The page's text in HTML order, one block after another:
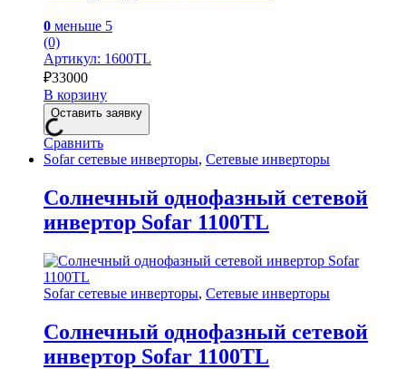
0 меньше 5
(0)
Артикул: 1600TL
₽33000
В корзину
Оставить заявку
Сравнить
Sofar сетевые инверторы, Сетевые инверторы
Солнечный однофазный сетевой
инвертор Sofar 1100TL
Sofar сетевые инверторы, Сетевые инверторы
Солнечный однофазный сетевой
инвертор Sofar 1100TL